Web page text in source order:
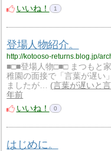
いいね！
1
登場人物紹介。
http://kotooso-returns.blog.jp/
■□■登場人物□■□ まつもと
稚園の面接で「言葉が遅い
ましたが…
言葉が遅いと
年前
いいね！
0
はじめに。